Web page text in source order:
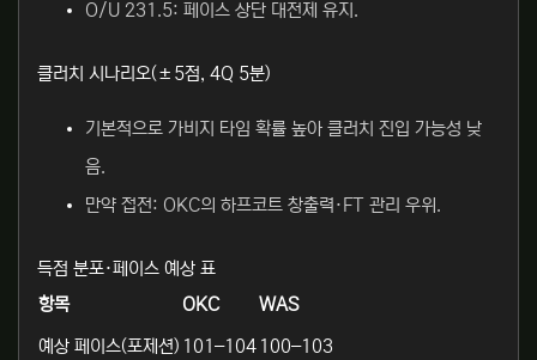
O/U 231.5: 페이스 상단 대전제 유지.
클러치 시나리오(±5점, 4Q 5분)
기본적으로 가비지 타임 확률 높아 클러치 진입 가능성 낮
음.
만약 접전: OKC의 하프코트 창출력·FT 관리 우위.
득점 분포·페이스 예상 표
항목
OKC WAS
예상 페이스(포제션) 101–104 100–103